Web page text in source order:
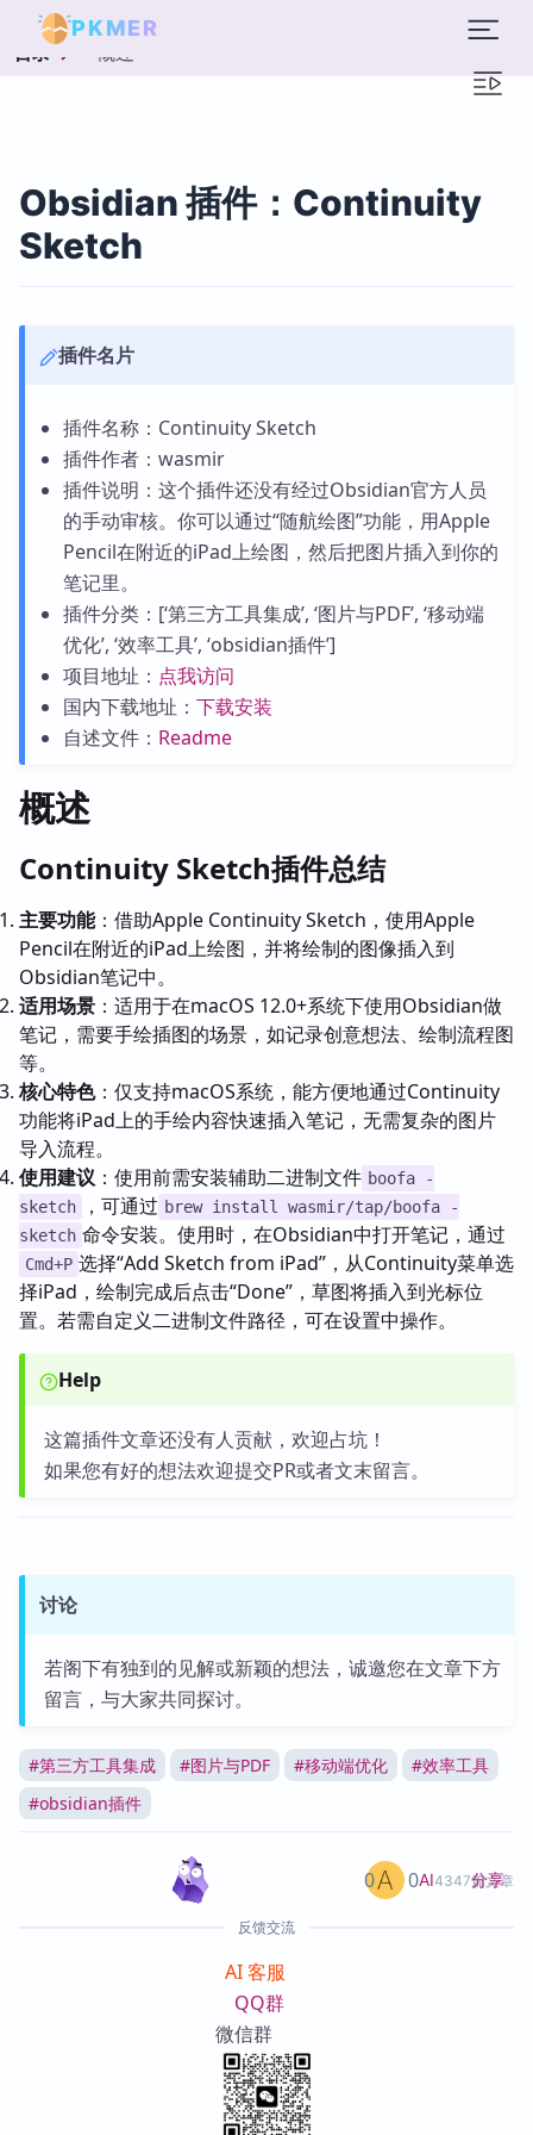
PKMER
目录 概述
Obsidian 插件：Continuity
Sketch
插件名片
插件名称：Continuity Sketch
插件作者：wasmir
插件说明：这个插件还没有经过Obsidian官方人员
的手动审核。你可以通过“随航绘图”功能，用Apple
Pencil在附近的iPad上绘图，然后把图片插入到你的
笔记里。
插件分类：[‘第三方工具集成’, ‘图片与PDF’, ‘移动端
优化’, ‘效率工具’, ‘obsidian插件’]
项目地址： 点我访问
国内下载地址： 下载安装
自述文件： Readme
概述
Continuity Sketch插件总结
主要功能：借助Apple Continuity Sketch，使用Apple
Pencil在附近的iPad上绘图，并将绘制的图像插入到
Obsidian笔记中。
适用场景 ：适用于在macOS 12.0+系统下使用Obsidian做
笔记，需要手绘插图的场景，如记录创意想法、绘制流程图
等。
核心特色：仅支持macOS系统，能方便地通过Continuity
功能将iPad上的手绘内容快速插入笔记，无需复杂的图片
导入流程。
使用建议 ：使用前需安装辅助二进制文件 boofa -
sketch
，可通过 brew install wasmir/tap/boofa -
sketch 命令安装。使用时，在Obsidian中打开笔记，通过
Cmd+P 选择“Add Sketch from iPad”，从Continuity菜单选
择iPad，绘制完成后点击“Done”，草图将插入到光标位
置。若需自定义二进制文件路径，可在设置中操作。
Help
这篇插件文章还没有人贡献，欢迎占坑！
如果您有好的想法欢迎提交PR或者文末留言。
讨论
若阁下有独到的见解或新颖的想法，诚邀您在文章下方
留言，与大家共同探讨。
#第三方工具集成 #图片与PDF #移动端优化 #效率工具
#obsidian插件
AI4347篇文章
0 0 分享
反馈交流
AI 客服
QQ群
微信群